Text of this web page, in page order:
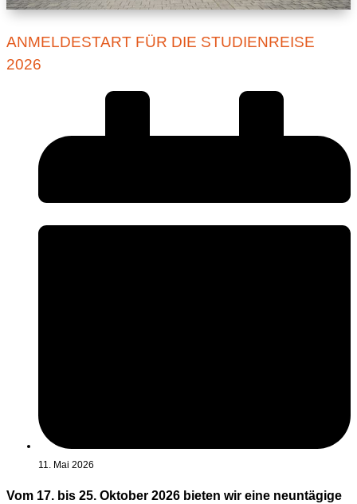
ANMELDESTART FÜR DIE STUDIENREISE
2026
11. Mai 2026
Vom 17. bis 25. Oktober 2026 bieten wir eine neuntägige